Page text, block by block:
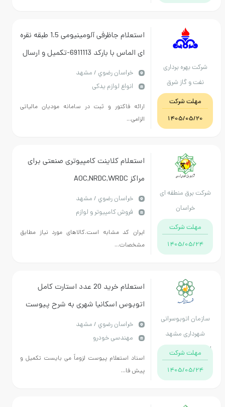
بهره برداری
نفت و گاز شرق
مهلت شرکت
1405/05/20
استعلام جاظرفی آلومینیومی 1.5 طبقه نقره
ای الماس با بارکد 6911113-تکمیل و ارسال
فرم پیوست الزامیست
خراسان رضوي / مشهد
انواع لوازم یدکی
ارائه فاکتور و ثبت در سامانه مودیان مالیاتی
الزامی...
برق منطقه ای
مهلت شرکت
1405/05/24
استعلام کلاینت کامپیوتری صنعتی برای
خراسان رضوي / مشهد
فروش کامپیوتر و لوازم
ایران کد مشابه است.کالاهای مورد نیاز مطابق
مشخصات...
اتوبوسرانی
شهرداری مشهد
خراسان رضوی
مهلت شرکت
1405/05/24
استعلام خرید 20 عدد استارت کامل
اتوبوس اسکانیا شهری به شرح پیوست
خراسان رضوي / مشهد
مهندسی خودرو
اسناد استعلام پیوست لزوماً می بایست تکمیل و
پیش فا...